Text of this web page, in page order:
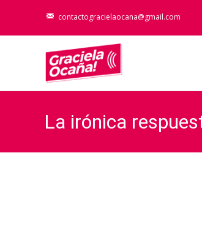
contactogracielaocana@gmail.com
La irónica